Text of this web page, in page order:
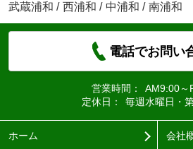
武蔵浦和 / 西浦和 / 中浦和 / 南浦和
電話でお問い
営業時間：
AM9:00～
定休日：
毎週水曜日・
ホーム 会社